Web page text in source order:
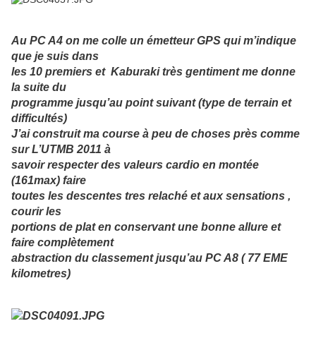
Au PC A4 on me colle un émetteur GPS qui m’indique
que je suis dans
les 10 premiers et Kaburaki très gentiment me donne
la suite du
programme jusqu’au point suivant (type de terrain et
difficultés)
J’ai construit ma course à peu de choses près comme
sur L’UTMB 2011 à
savoir respecter des valeurs cardio en montée
(161max) faire
toutes les descentes tres relaché et aux sensations ,
courir les
portions de plat en conservant une bonne allure et
faire complètement
abstraction du classement jusqu’au PC A8 ( 77 EME
kilometres)